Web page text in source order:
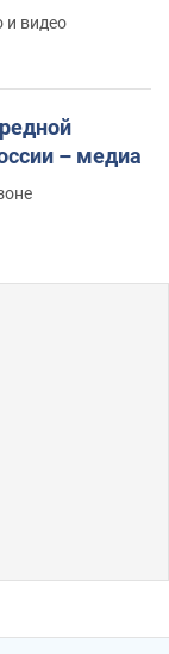
и видео
– медиа